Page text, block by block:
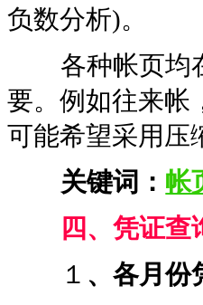
负数分析)。
各种帐页均在
要。例如往来帐
可能希望采用压
关键词： 帐
四、凭证查
１ 、各月份